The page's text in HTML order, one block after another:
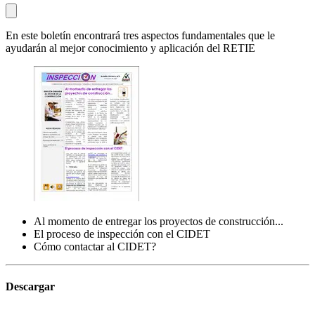
En este boletín encontrará tres aspectos fundamentales que le
ayudarán al mejor conocimiento y aplicación del RETIE
Al momento de entregar los proyectos de construcción...
El proceso de inspección con el CIDET
Cómo contactar al CIDET?
Descargar